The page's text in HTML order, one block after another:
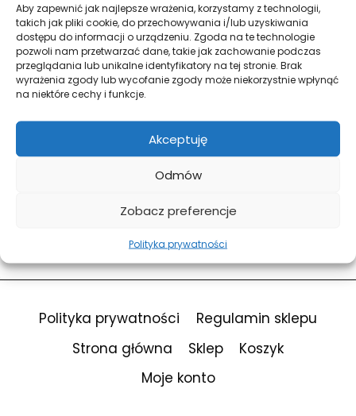
Aby zapewnić jak najlepsze wrażenia, korzystamy z technologii,
takich jak pliki cookie, do przechowywania i/lub uzyskiwania
dostępu do informacji o urządzeniu. Zgoda na te technologie
pozwoli nam przetwarzać dane, takie jak zachowanie podczas
przeglądania lub unikalne identyfikatory na tej stronie. Brak
wyrażenia zgody lub wycofanie zgody może niekorzystnie wpłynąć
na niektóre cechy i funkcje.
Akceptuję
Odmów
Zobacz preferencje
Polityka prywatności
Keep me signed in Forgot Password?
Sign In
Polityka prywatności
Regulamin sklepu
Strona główna
Sklep
Koszyk
Moje konto